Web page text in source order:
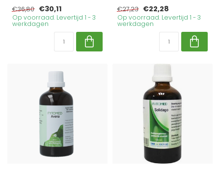
€36,80 €30,11
Op voorraad. Levertijd 1 - 3
werkdagen
€27,23 €22,28
Op voorraad. Levertijd 1 - 3
werkdagen